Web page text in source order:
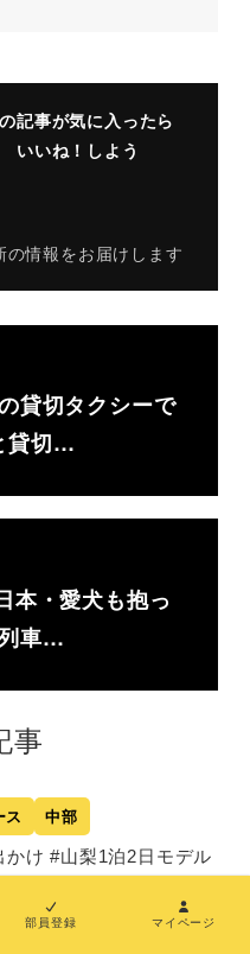
記事が気に入ったら
いいね！しよう
の情報をお届けします
貸切タクシーで
貸切…
本・愛犬も抱っ
車…
事
ス 中部
かけ #山梨1泊2日モデル
間茶屋～Rakuten STAY
部員登録 マイページ